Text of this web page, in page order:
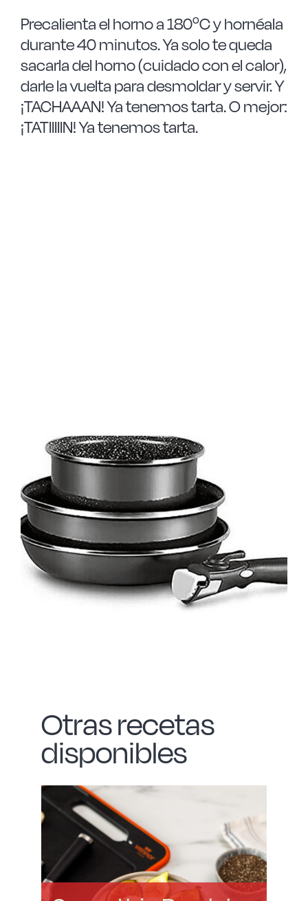
Precalienta el horno a 180ºC y hornéala
durante 40 minutos. Ya solo te queda
sacarla del horno (cuidado con el calor),
darle la vuelta para desmoldar y servir. Y
¡TACHAAAN! Ya tenemos tarta. O mejor:
¡TATIIIIIN! Ya tenemos tarta.
Otras recetas
disponibles